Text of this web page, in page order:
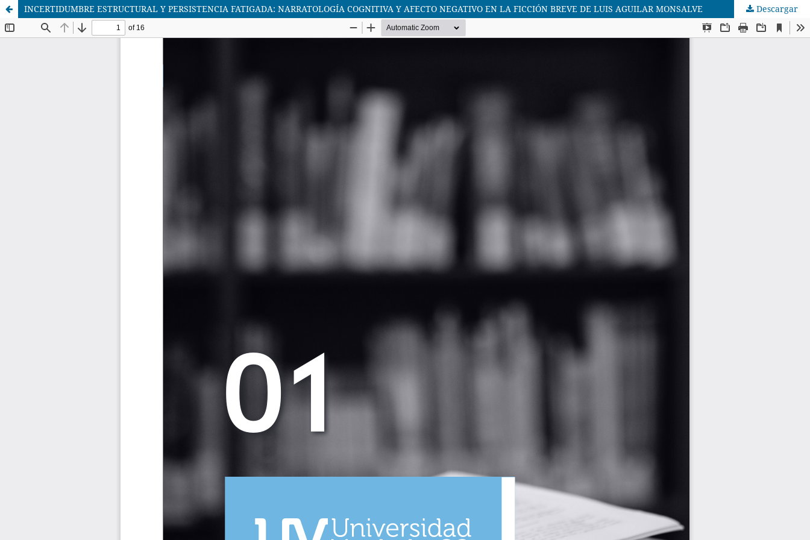
INCERTIDUMBRE ESTRUCTURAL Y PERSISTENCIA FATIGADA: NARRATOLOGÍA COGNITIVA Y AFECTO NEGATIVO EN LA FICCIÓN BREVE DE LUIS AGUILAR MONSALVE Descargar